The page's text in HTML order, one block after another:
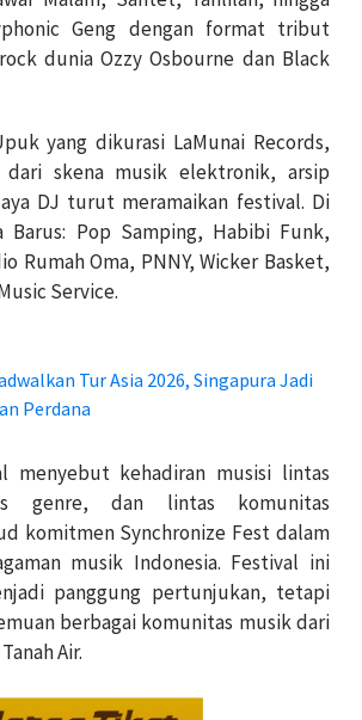
Geng dengan format tribut
dunia Ozzy Osbourne dan Black
yang dikurasi LaMunai Records,
dari skena musik elektronik, arsip
DJ turut meramaikan festival. Di
Barus: Pop Samping, Habibi Funk,
Rumah Oma, PNNY, Wicker Basket,
Service.
Tur Asia 2026, Singapura Jadi
Perdana
menyebut kehadiran musisi lintas
genre, dan lintas komunitas
komitmen Synchronize Fest dalam
musik Indonesia. Festival ini
panggung pertunjukan, tetapi
berbagai komunitas musik dari
Air.